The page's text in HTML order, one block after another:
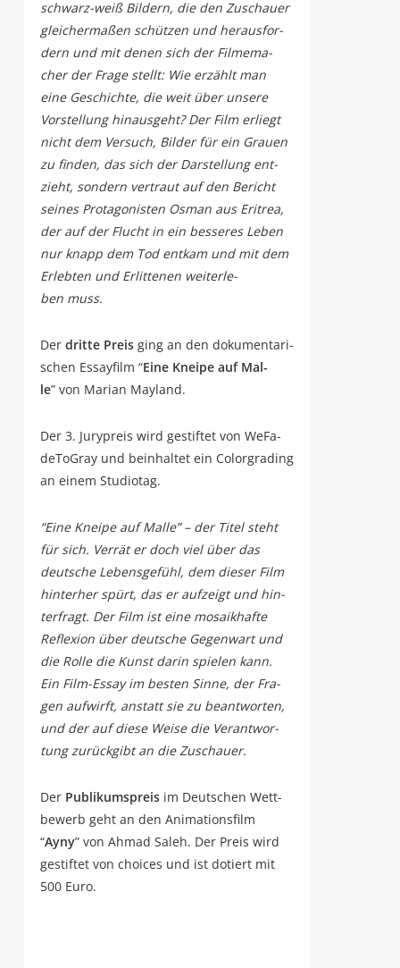
schwarz-weiß Bil­dern, die den Zuschau­er
glei­cher­ma­ßen schüt­zen und her­aus­for­
dern und mit denen sich der Fil­me­ma­
cher der Fra­ge stellt: Wie erzählt man
eine Geschich­te, die weit über unse­re
Vor­stel­lung hin­aus­geht? Der Film erliegt
nicht dem Ver­such, Bil­der für ein Grau­en
zu fin­den, das sich der Dar­stel­lung ent­
zieht, son­dern ver­traut auf den Bericht
sei­nes Prot­ago­nis­ten Osman aus Eri­trea,
der auf der Flucht in ein bes­se­res Leben
nur knapp dem Tod ent­kam und mit dem
Erleb­ten und Erlit­te­nen wei­ter­le­
ben muss.
Der drit­te Preis ging an den doku­men­ta­ri­
schen Essay­film “Eine Knei­pe auf Mal­
le” von Mari­an Mayland.
Der 3. Jury­preis wird gestif­tet von WeF­a­
de­To­Gray und beinhal­tet ein Color­gra­ding
an einem Studiotag.
“Eine Knei­pe auf Mal­le” – der Titel steht
für sich. Ver­rät er doch viel über das
deut­sche Lebens­ge­fühl, dem die­ser Film
hin­ter­her spürt, das er auf­zeigt und hin­
ter­fragt. Der Film ist eine mosa­ik­haf­te
Refle­xi­on über deut­sche Gegen­wart und
die Rol­le die Kunst dar­in spie­len kann.
Ein Film-Essay im bes­ten Sin­ne, der Fra­
gen auf­wirft, anstatt sie zu beant­wor­ten,
und der auf die­se Wei­se die Ver­ant­wor­
tung zurück­gibt an die Zuschauer.
Der Publi­kums­preisim Deut­schen Wett­
be­werb geht an den Ani­ma­ti­ons­film
“Ayny” von Ahmad Saleh. Der Preis wird
gestif­tet von choices und ist dotiert mit
500 Euro.